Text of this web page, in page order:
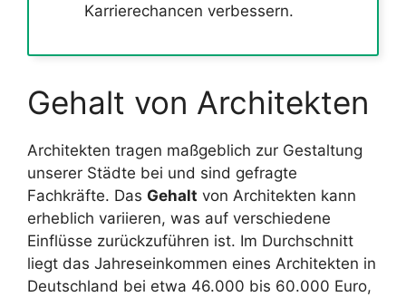
Karrierechancen verbessern.
Gehalt von Architekten
Architekten tragen maßgeblich zur Gestaltung
unserer Städte bei und sind gefragte
Fachkräfte. Das Gehalt von Architekten kann
erheblich variieren, was auf verschiedene
Einflüsse zurückzuführen ist. Im Durchschnitt
liegt das Jahreseinkommen eines Architekten in
Deutschland bei etwa 46.000 bis 60.000 Euro,